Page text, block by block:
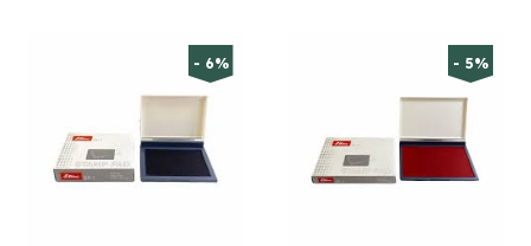
- 6% - 5%